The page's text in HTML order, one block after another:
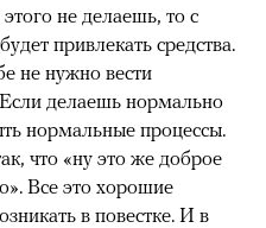
не делаешь, то с
привлекать средства.
не нужно вести
делаешь нормально
нормальные процессы.
что «ну это же доброе
Все это хорошие
в повестке. И в